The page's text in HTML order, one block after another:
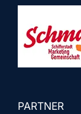
PARTNER